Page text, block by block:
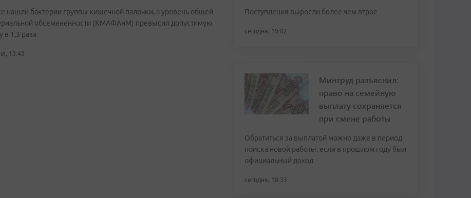
нашли бактерии группы кишечной палочки, а уровень общей
обсемененности (КМАФАнМ) превысил допустимую
в 1,3 раза
13:43
Поступления выросли более чем втрое
сегодня, 19:02
Минтруд разъяснил:
право на семейную
выплату сохраняется
при смене работы
Обратиться за выплатой можно даже в период
поиска новой работы, если в прошлом году был
официальный доход
сегодня, 18:33